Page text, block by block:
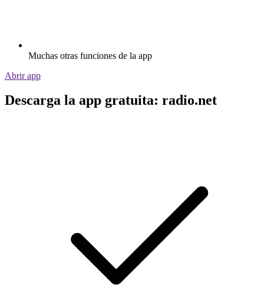
Muchas otras funciones de la app
Abrir app
Descarga la app gratuita: radio.net